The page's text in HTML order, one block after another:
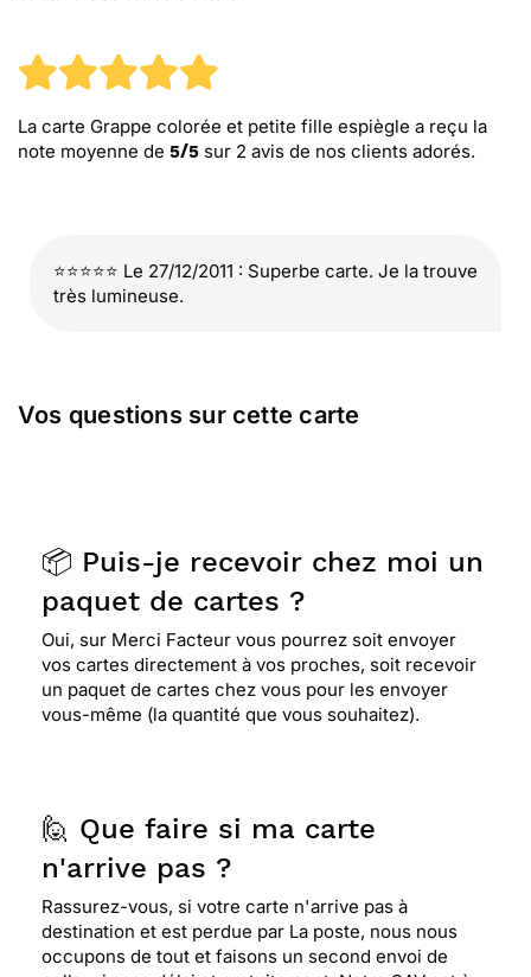
La carte Grappe colorée et petite fille espiègle a reçu la
note moyenne de 5/5 sur 2 avis de nos clients adorés.
⭐⭐⭐⭐⭐ Le 27/12/2011 : Superbe carte. Je la trouve
très lumineuse.
Vos questions sur cette carte
📦 Puis-je recevoir chez moi un
paquet de cartes ?
Oui, sur Merci Facteur vous pourrez soit envoyer
vos cartes directement à vos proches, soit recevoir
un paquet de cartes chez vous pour les envoyer
vous-même (la quantité que vous souhaitez).
🙋 Que faire si ma carte
n'arrive pas ?
Rassurez-vous, si votre carte n'arrive pas à
destination et est perdue par La poste, nous nous
occupons de tout et faisons un second envoi de